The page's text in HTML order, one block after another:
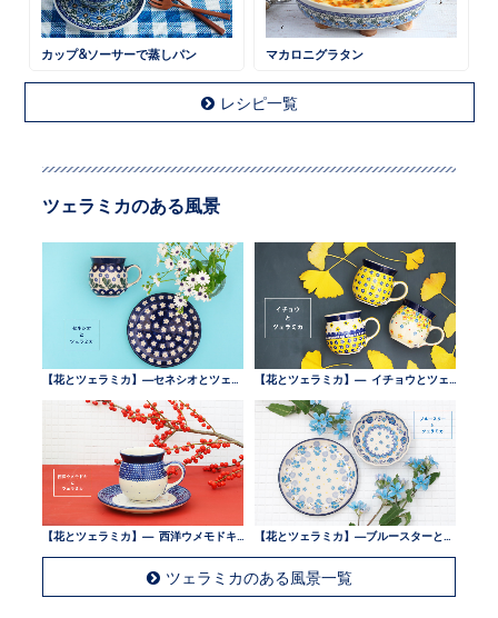
カップ&ソーサーで蒸しパン マカロニグラタン
レシピ一覧
ツェラミカのある風景
ツェラミカのある風景一覧